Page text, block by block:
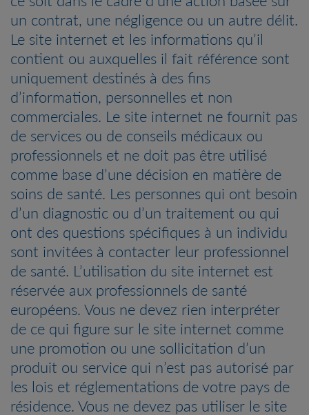
un contrat, une négligence ou un autre délit.
Le site internet et les informations qu’il
contient ou auxquelles il fait référence sont
uniquement destinés à des fins
d’information, personnelles et non
commerciales. Le site internet ne fournit pas
de services ou de conseils médicaux ou
professionnels et ne doit pas être utilisé
comme base d’une décision en matière de
soins de santé. Les personnes qui ont besoin
d’un diagnostic ou d’un traitement ou qui
ont des questions spécifiques à un individu
sont invitées à contacter leur professionnel
de santé. L’utilisation du site internet est
réservée aux professionnels de santé
européens. Vous ne devez rien interpréter
de ce qui figure sur le site internet comme
une promotion ou une sollicitation d’un
produit ou service qui n’est pas autorisé par
les lois et réglementations de votre pays de
résidence. Vous ne devez pas utiliser le site